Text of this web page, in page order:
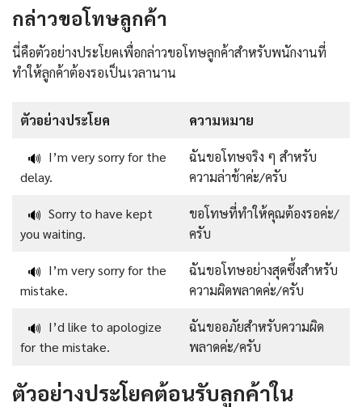
กล่าวขอโทษลูกค้า
นี่คือตัวอย่างประโยคเพื่อกล่าวขอโทษลูกค้าสำหรับพนักงานที่
ทำให้ลูกค้าต้องรอเป็นเวลานาน
ตัวอย่างประโยค ความหมาย
🔊 I’m very sorry for the
delay.
ฉันขอโทษจริง ๆ สำหรับ
ความล่าช้าค่ะ/ครับ
🔊 Sorry to have kept
you waiting.
ขอโทษที่ทำให้คุณต้องรอค่ะ/
ครับ
🔊 I’m very sorry for the
mistake.
ฉันขอโทษอย่างสุดซึ้งสำหรับ
ความผิดพลาดค่ะ/ครับ
🔊 I’d like to apologize
for the mistake.
ฉันขออภัยสำหรับความผิด
พลาดค่ะ/ครับ
ตัวอย่างประโยคต้อนรับลูกค้าใน